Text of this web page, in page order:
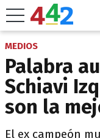
MEDIOS
Palabra
Schiavi
son la
El ex campeón